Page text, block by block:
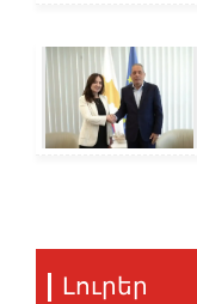
Լուրեր